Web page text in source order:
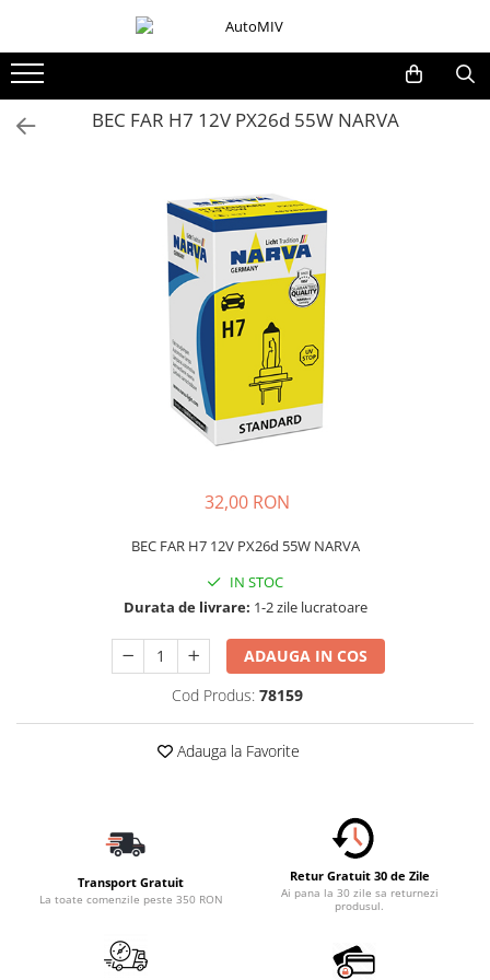
Oferta Saptamanii
Butoane Reglare Oglinzi
Butoane Blocare/Deblocare
Buton Clapeta Rezervor
Alte Butoane/Comutatoare
Husa Auto / Prelata Auto
Accesorii Interior Auto
Inchidere Centralizata
Tavite Portbagaj Dedicate
Seturi Interior
Carcasa Cheie
BEC FAR H7 12V PX26d 55W NARVA
32,00 RON
BEC FAR H7 12V PX26d 55W NARVA
IN STOC
Durata de livrare: 1-2 zile lucratoare
ADAUGA IN COS
Cod Produs: 78159
Adauga la Favorite
Transport Gratuit
La toate comenzile peste 350 RON
Retur Gratuit 30 de Zile
Ai pana la 30 zile sa returnezi
produsul.